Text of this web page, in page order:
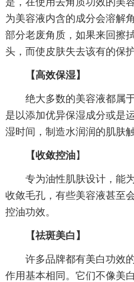
为美容液内含的成分会溶解
部分老废角质，如果来回擦
头，而使皮肤失去该有的保护
【高效保湿】
绝大多数的美容液都属
是以添加优异保湿成分或是
湿时间，制造水润润的肌肤触
【收敛控油】
专为油性肌肤设计，能
收敛毛孔，有些美容液甚至
控油功效。
【祛斑美白】
许多品牌都有美白功效
作用基本相同。它们不像美